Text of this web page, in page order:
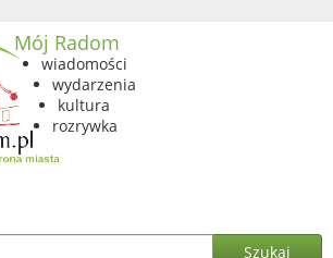
Mój Radom
wiadomości
wydarzenia
kultura
rozrywka